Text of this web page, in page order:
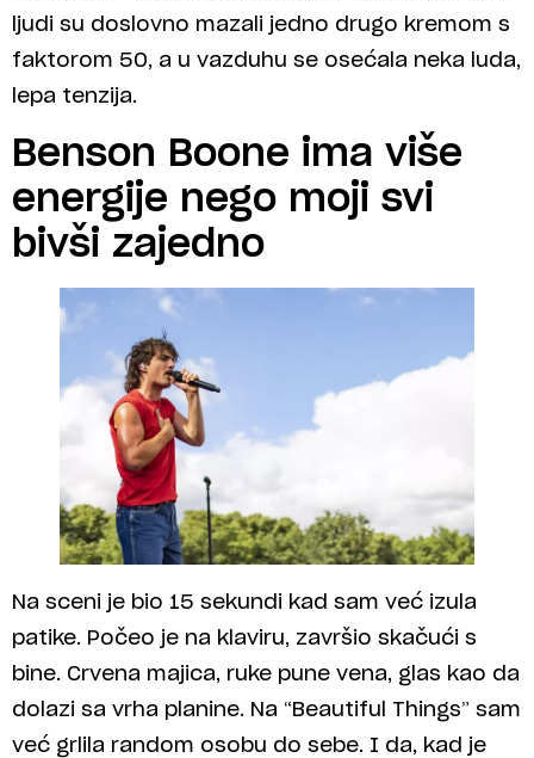
ljudi su doslovno mazali jedno drugo kremom s
faktorom 50, a u vazduhu se osećala neka luda,
lepa tenzija.
Benson Boone ima više
energije nego moji svi
bivši zajedno
Na sceni je bio 15 sekundi kad sam već izula
patike. Počeo je na klaviru, završio skačući s
bine. Crvena majica, ruke pune vena, glas kao da
dolazi sa vrha planine. Na “Beautiful Things” sam
već grlila random osobu do sebe. I da, kad je